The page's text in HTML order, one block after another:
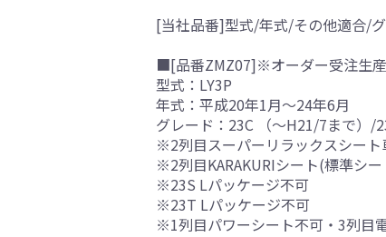
[当社品番]型式/年式/その他適合/
■[品番ZMZ07]※オーダー受注生
型式：LY3P
年式：平成20年1月～24年6月
グレード：23C （～H21/7まで）/
※2列目スーパーリラックスシート
※2列目KARAKURIシート(標準シ
※23S Lパッケージ不可
※23T Lパッケージ不可
※1列目パワーシート不可・3列目